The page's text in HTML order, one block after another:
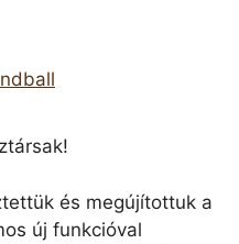
és megújítottuk a
új funkcióval